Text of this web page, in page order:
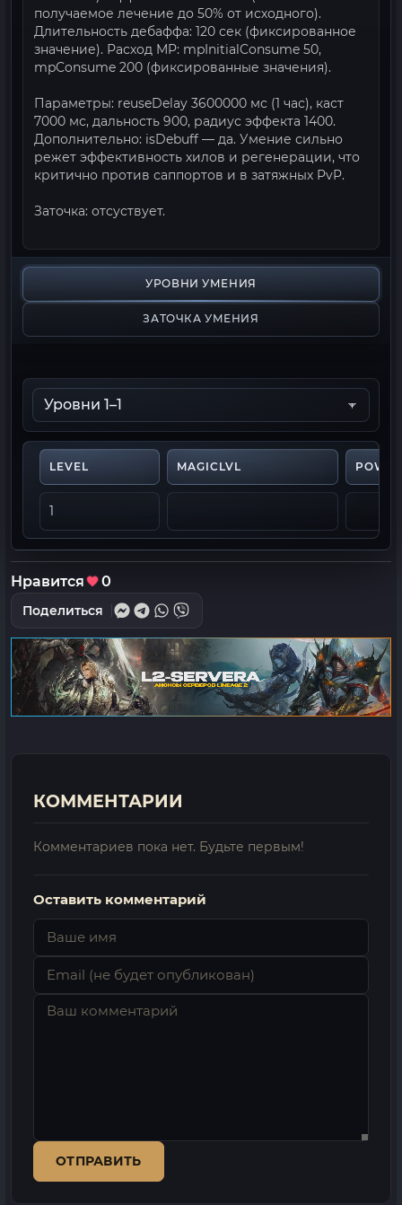
получаемое лечение до 50% от исходного).
Длительность дебаффа: 120 сек (фиксированное
значение). Расход MP: mpInitialConsume 50,
mpConsume 200 (фиксированные значения).
Параметры: reuseDelay 3600000 мс (1 час), каст
7000 мс, дальность 900, радиус эффекта 1400.
Дополнительно: isDebuff — да. Умение сильно
режет эффективность хилов и регенерации, что
критично против саппортов и в затяжных PvP.
Заточка: отсуствует.
УРОВНИ УМЕНИЯ
ЗАТОЧКА УМЕНИЯ
LEVEL MAGICLVL
1
Нравится 0
Поделиться
КОММЕНТАРИИ
Комментариев пока нет. Будьте первым!
Оставить комментарий
ОТПРАВИТЬ